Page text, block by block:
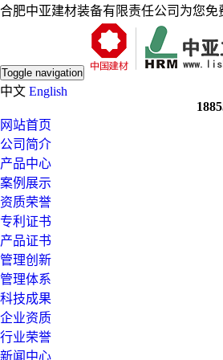
合肥中亚建材装备有限责任公司为您免
Toggle navigation
中文 English
网站首页
公司简介
产品中心
案例展示
资质荣誉
专利证书
产品证书
管理创新
管理体系
科技成果
企业资质
行业荣誉
新闻中心